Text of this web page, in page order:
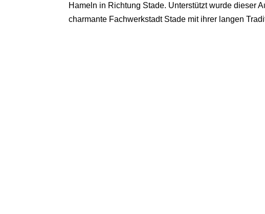
Hameln in Richtung Stade. Unterstützt wurde dieser
charmante Fachwerkstadt Stade mit ihrer langen